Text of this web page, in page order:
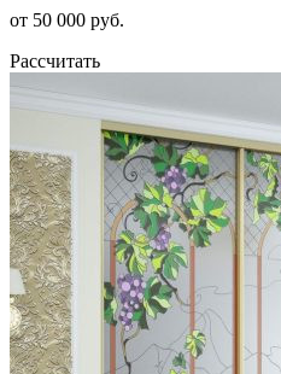
от 50 000 руб.
Рассчитать